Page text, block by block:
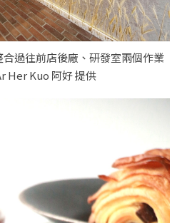
合過往前店後廠、研發室兩個作業
Her Kuo 阿好 提供